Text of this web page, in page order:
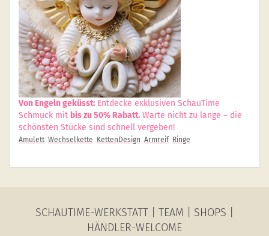
Von Engeln geküsst: Entdecke exklusiven SchauTime
Schmuck mit bis zu 50% Rabatt. Warte nicht zu lange – die
schönsten Stücke sind schnell vergeben!
Amulett Wechselkette KettenDesign Armreif Ringe
SCHAUTIME-WERKSTATT TEAM SHOPS
HÄNDLER-WELCOME